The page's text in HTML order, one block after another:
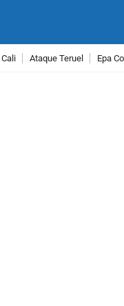
Cali Ataque Teruel Epa